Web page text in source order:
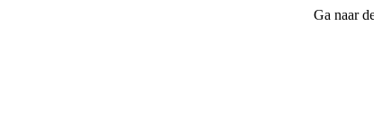
Ga naar